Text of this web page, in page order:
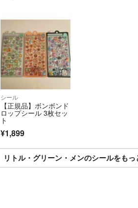
シール
【正規品】ボンボンド
ロップシール 3枚セッ
ト
¥1,899
リトル・グリーン・メンのシールをもっ